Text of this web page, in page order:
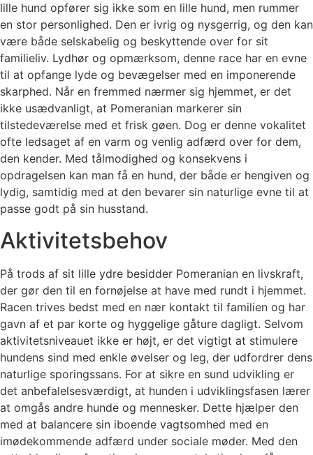
lille hund opfører sig ikke som en lille hund, men rummer
en stor personlighed. Den er ivrig og nysgerrig, og den kan
være både selskabelig og beskyttende over for sit
familieliv. Lydhør og opmærksom, denne race har en evne
til at opfange lyde og bevægelser med en imponerende
skarphed. Når en fremmed nærmer sig hjemmet, er det
ikke usædvanligt, at Pomeranian markerer sin
tilstedeværelse med et frisk gøen. Dog er denne vokalitet
ofte ledsaget af en varm og venlig adfærd over for dem,
den kender. Med tålmodighed og konsekvens i
opdragelsen kan man få en hund, der både er hengiven og
lydig, samtidig med at den bevarer sin naturlige evne til at
passe godt på sin husstand.
Aktivitetsbehov
På trods af sit lille ydre besidder Pomeranian en livskraft,
der gør den til en fornøjelse at have med rundt i hjemmet.
Racen trives bedst med en nær kontakt til familien og har
gavn af et par korte og hyggelige gåture dagligt. Selvom
aktivitetsniveauet ikke er højt, er det vigtigt at stimulere
hundens sind med enkle øvelser og leg, der udfordrer dens
naturlige sporingssans. For at sikre en sund udvikling er
det anbefalelsesværdigt, at hunden i udviklingsfasen lærer
at omgås andre hunde og mennesker. Dette hjælper den
med at balancere sin iboende vagtsomhed med en
imødekommende adfærd under sociale møder. Med den